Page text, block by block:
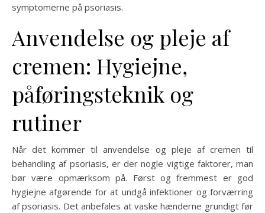
symptomerne på psoriasis.
Anvendelse og pleje af
cremen: Hygiejne,
påføringsteknik og
rutiner
Når det kommer til anvendelse og pleje af cremen til
behandling af psoriasis, er der nogle vigtige faktorer, man
bør være opmærksom på. Først og fremmest er god
hygiejne afgørende for at undgå infektioner og forværring
af psoriasis. Det anbefales at vaske hænderne grundigt før